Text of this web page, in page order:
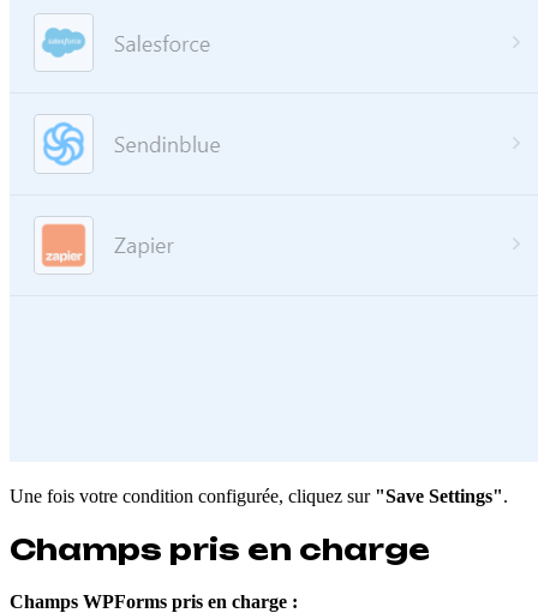
Une fois votre condition configurée, cliquez sur "Save Settings".
Champs pris en charge
Champs WPForms pris en charge :